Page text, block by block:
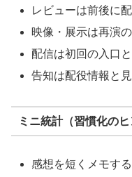
レビューは前後に
映像・展示は再演
配信は初回の入口
告知は配役情報と
ミニ統計（習慣化のヒ
感想を短くメモす